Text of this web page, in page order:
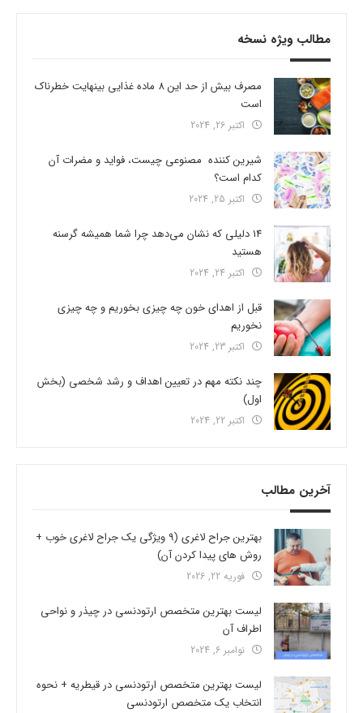
مطالب ویژه نسخه
مصرف بیش از حد این 8 ماده غذایی بینهایت خطرناک
است
اکتبر 26, 2024
شیرین کننده مصنوعی چیست، فواید و مضرات آن
کدام است؟
اکتبر 25, 2024
14 دلیلی که نشان می‌دهد چرا شما همیشه گرسنه
هستید
اکتبر 24, 2024
قبل از اهدای خون چه چیزی بخوریم و چه چیزی
نخوریم
اکتبر 23, 2024
چند نکته مهم در تعیین اهداف و رشد شخصی (بخش
اول)
اکتبر 22, 2024
آخرین مطالب
بهترین جراح لاغری (9 ویژگی یک جراح لاغری خوب +
روش های پیدا کردن آن)
فوریه 22, 2026
لیست بهترین متخصص ارتودنسی در چیذر و نواحی
اطراف آن
نوامبر 6, 2024
لیست بهترین متخصص ارتودنسی در قیطریه + نحوه
انتخاب یک متخصص ارتودنسی